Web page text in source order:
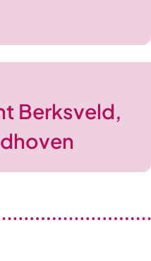
Berksveld,